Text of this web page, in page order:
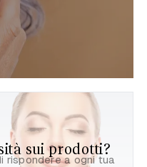
sui prodotti?
rispondere a ogni tua